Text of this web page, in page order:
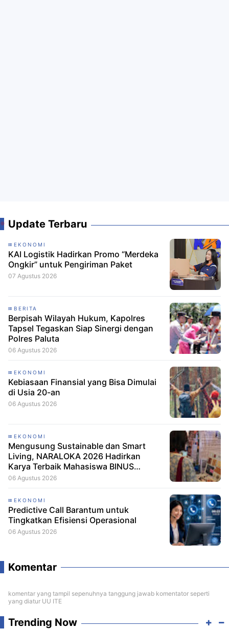
Update Terbaru
EKONOMI
KAI Logistik Hadirkan Promo “Merdeka
Ongkir” untuk Pengiriman Paket
07 Agustus 2026
BERITA
Berpisah Wilayah Hukum, Kapolres
Tapsel Tegaskan Siap Sinergi dengan
Polres Paluta
06 Agustus 2026
EKONOMI
Kebiasaan Finansial yang Bisa Dimulai
di Usia 20-an
06 Agustus 2026
EKONOMI
Mengusung Sustainable dan Smart
Living, NARALOKA 2026 Hadirkan
Karya Terbaik Mahasiswa BINUS
@Malang
06 Agustus 2026
EKONOMI
Predictive Call Barantum untuk
Tingkatkan Efisiensi Operasional
06 Agustus 2026
Komentar
komentar yang tampil sepenuhnya tanggung jawab komentator seperti
yang diatur UU ITE
Trending Now